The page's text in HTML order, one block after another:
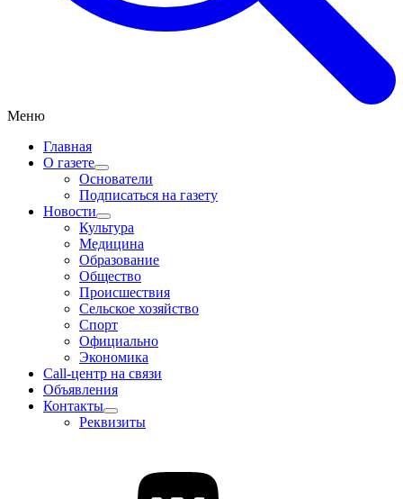
Меню
Главная
О газете
Основатели
Подписаться на газету
Новости
Культура
Медицина
Образование
Общество
Происшествия
Сельское хозяйство
Спорт
Официально
Экономика
Call-центр на связи
Объявления
Контакты
Реквизиты